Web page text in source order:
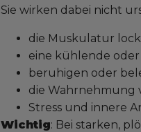
Sie wirken dabei nicht
die Muskulatur
eine kühlende
beruhigen oder
die Wahrnehmung
Stress und innere
Wichtig: Bei starken,